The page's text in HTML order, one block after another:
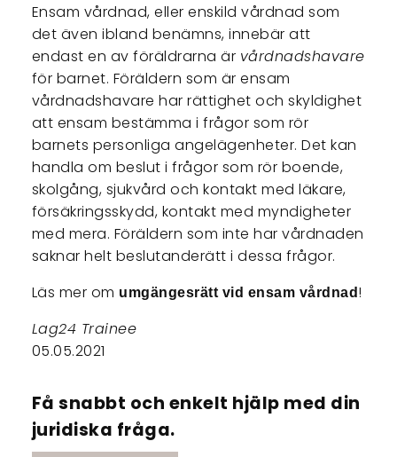
Ensam vårdnad, eller enskild vårdnad som
det även ibland benämns, innebär att
endast en av föräldrarna är vårdnadshavare
för barnet. Föräldern som är ensam
vårdnadshavare har rättighet och skyldighet
att ensam bestämma i frågor som rör
barnets personliga angelägenheter. Det kan
handla om beslut i frågor som rör boende,
skolgång, sjukvård och kontakt med läkare,
försäkringsskydd, kontakt med myndigheter
med mera. Föräldern som inte har vårdnaden
saknar helt beslutanderätt i dessa frågor.
Läs mer om umgängesrätt vid ensam vårdnad !
Lag24 Trainee
05.05.2021
Få snabbt och enkelt hjälp med din
juridiska fråga.